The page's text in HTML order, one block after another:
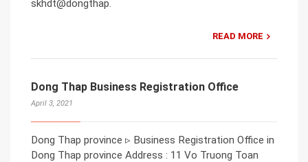
skhdt@dongthap.
READ MORE
Dong Thap Business Registration Office
April 3, 2021
Dong Thap province ▹ Business Registration Office in
Dong Thap province Address : 11 Vo Truong Toan